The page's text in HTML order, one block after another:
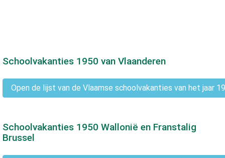
Schoolvakanties 1950 van Vlaanderen
Open de lijst van de Vlaamse schoolvakanties van het jaar
Schoolvakanties 1950 Wallonië en Franstalig
Brussel